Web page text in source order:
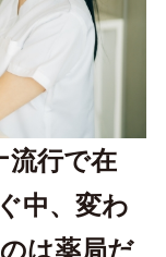
流行で在
中、変わ
は薬局だ